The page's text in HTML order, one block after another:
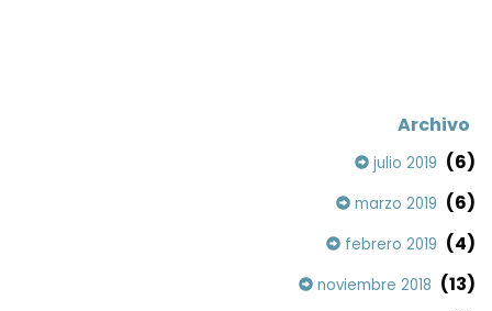
Archivo
julio 2019 (6)
marzo 2019 (6)
febrero 2019 (4)
noviembre 2018 (13)